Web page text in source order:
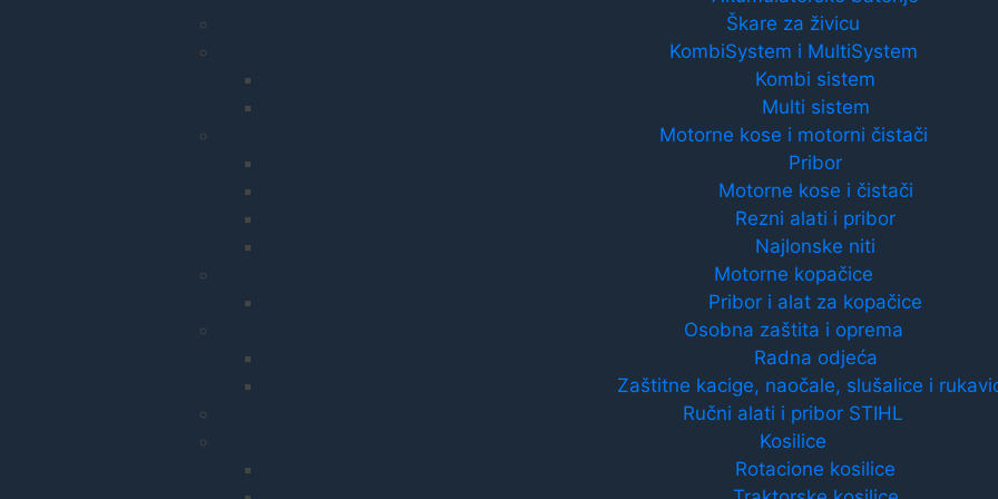
Škare za živicu
KombiSystem i MultiSystem
Kombi sistem
Multi sistem
Motorne kose i motorni čistači
Pribor
Motorne kose i čistači
Rezni alati i pribor
Najlonske niti
Motorne kopačice
Pribor i alat za kopačice
Osobna zaštita i oprema
Radna odjeća
Zaštitne kacige, naočale, slušalice i
Ručni alati i pribor STIHL
Kosilice
Rotacione kosilice